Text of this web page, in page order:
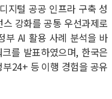
지털 공공 인프라 구축 성
강화를 공통 우선과제로
부 AI 활용 사례 분석을 바
를 발표하였으며, 한국은
부24+ 등 이행 경험을 공유